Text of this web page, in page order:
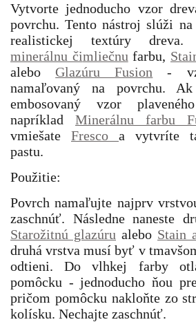
Vytvorte jednoducho vzor
povrchu. Tento nástroj slúži
realistickej textúry dreva.
minerálnu čimliečnu farbu,
aleboGlazúru Fusion -
namaľovaný na povrchu.
embosovaný vzor
napríklad Minerálnu farbu
vmiešate Fresco a vytvríte
pastu.
Použitie:
Povrch namaľujte najprv
zaschnúť. Následne naneste
Starožitnú glazúru alebo Stain
druhá vrstva musí byť v
odtieni. Do vlhkej farby
pomôcku - jednoducho ňou
pričom pomôcku nakloňte zo
kolísku. Nechajte zaschnúť.